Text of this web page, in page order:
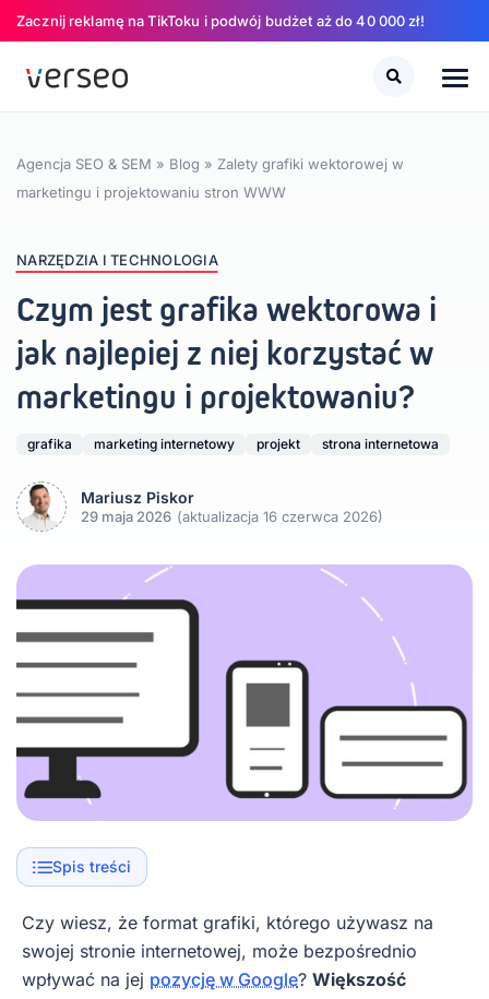
Zacznij reklamę na TikToku i podwój budżet aż do 40 000 zł!
Agencja SEO & SEM » Blog » Zalety grafiki wektorowej w
marketingu i projektowaniu stron WWW
Szukaj Szukaj
NARZĘDZIA I TECHNOLOGIA
Czym jest grafika wektorowa i
jak najlepiej z niej korzystać w
marketingu i projektowaniu?
grafika marketing internetowy projekt strona internetowa
Mariusz Piskor
29 maja 2026 (aktualizacja 16 czerwca 2026)
Spis treści
Czy wiesz, że format grafiki, którego używasz na
swojej stronie internetowej, może bezpośrednio
wpływać na jej pozycję w Google? Większość